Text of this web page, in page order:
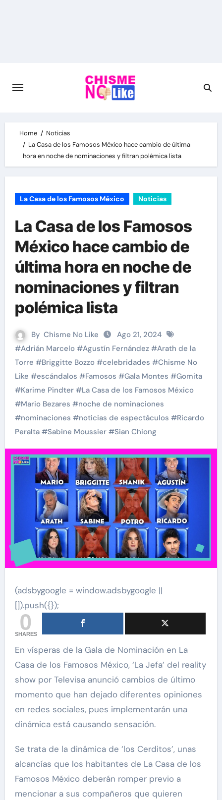
Home
Noticias
La Casa de los Famosos México hace cambio de última
hora en noche de nominaciones y filtran polémica lista
La Casa de los Famosos México Noticias
La Casa de los Famosos
México hace cambio de
última hora en noche de
nominaciones y filtran
polémica lista
By Chisme No Like
Ago 21, 2024
#Adrián Marcelo#Agustín Fernández#Arath de la
Torre #Briggitte Bozzo#celebridades #Chisme No
Like #escándalos #Famosos #Gala Montes #Gomita
#Karime Pindter#La Casa de los Famosos México
#Mario Bezares #noche de nominaciones
#nominaciones #noticias de espectáculos #Ricardo
Peralta#Sabine Moussier#Sian Chiong
(adsbygoogle = window.adsbygoogle ||
[]).push({});
0
SHARES
En vísperas de la Gala de Nominación en La
Casa de los Famosos México, ‘La Jefa’ del reality
show por Televisa anunció cambios de último
momento que han dejado diferentes opiniones
en redes sociales, pues implementarán una
dinámica está causando sensación.
Se trata de la dinámica de ‘los Cerditos’, unas
alcancías que los habitantes de La Casa de los
Famosos México deberán romper previo a
mencionar a sus compañeros que quieren